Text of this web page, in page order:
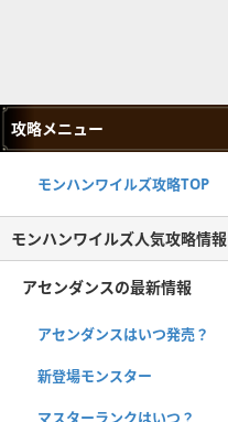
攻略メニュー
モンハンワイルズ攻略TOP
モンハンワイルズ人気攻略情報
アセンダンスの最新情報
アセンダンスはいつ発売？
新登場モンスター
マスターランクはいつ？